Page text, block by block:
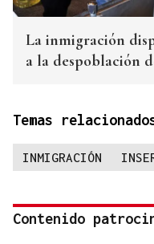
La inmigración
a la despoblación
Temas
INMIGRACIÓN
Contenido